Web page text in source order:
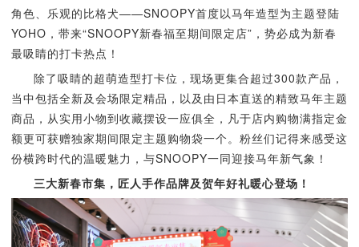
角色、乐观的比格犬——SNOOPY首度以马年造型为主题登陆
YOHO，带来“SNOOPY新春福至期间限定店”，势必成为新春
最吸睛的打卡热点！
除了吸睛的超萌造型打卡位，现场更集合超过300款产品，
当中包括全新及会场限定精品，以及由日本直送的精致马年主题
商品，从实用小物到收藏摆设一应俱全，凡于店内购物满指定金
额更可获赠独家期间限定主题购物袋一个。粉丝们记得来感受这
份横跨时代的温暖魅力，与SNOOPY一同迎接马年新气象！
三大新春市集，匠人手作品牌及贺年好礼暖心登场！